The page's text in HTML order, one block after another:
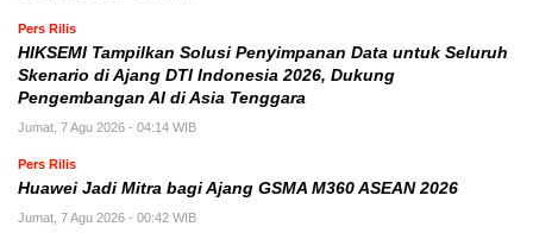
Pers Rilis
HIKSEMI Tampilkan Solusi Penyimpanan Data untuk Seluruh
Skenario di Ajang DTI Indonesia 2026, Dukung
Pengembangan AI di Asia Tenggara
Jumat, 7 Agu 2026 - 04:14 WIB
Pers Rilis
Huawei Jadi Mitra bagi Ajang GSMA M360 ASEAN 2026
Jumat, 7 Agu 2026 - 00:42 WIB